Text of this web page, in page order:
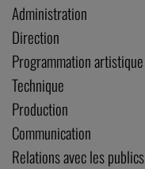
Administration
Direction
Programmation artistique
Technique
Production
Communication
Relations avec les publics